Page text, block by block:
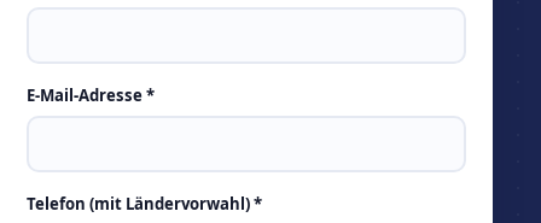
E-Mail-Adresse *
Telefon (mit Ländervorwahl) *